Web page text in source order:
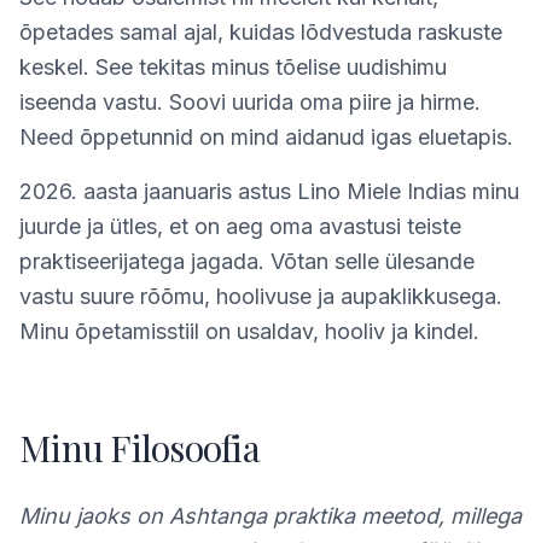
õpetades samal ajal, kuidas lõdvestuda raskuste
keskel. See tekitas minus tõelise uudishimu
iseenda vastu. Soovi uurida oma piire ja hirme.
Need õppetunnid on mind aidanud igas eluetapis.
2026. aasta jaanuaris astus Lino Miele Indias minu
juurde ja ütles, et on aeg oma avastusi teiste
praktiseerijatega jagada. Võtan selle ülesande
vastu suure rõõmu, hoolivuse ja aupaklikkusega.
Minu õpetamisstiil on usaldav, hooliv ja kindel.
Minu Filosoofia
Minu jaoks on Ashtanga praktika meetod, millega